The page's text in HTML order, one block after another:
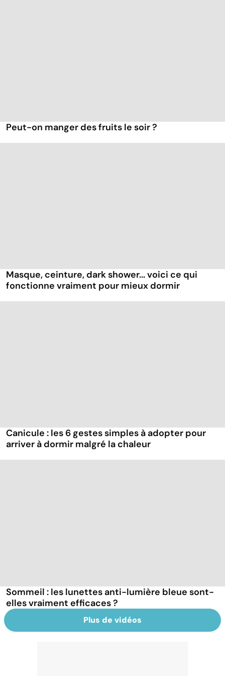
Peut-on manger des fruits le soir ?
Masque, ceinture, dark shower... voici ce qui
fonctionne vraiment pour mieux dormir
Canicule : les 6 gestes simples à adopter pour
arriver à dormir malgré la chaleur
Sommeil : les lunettes anti-lumière bleue sont-
elles vraiment efficaces ?
Plus de vidéos